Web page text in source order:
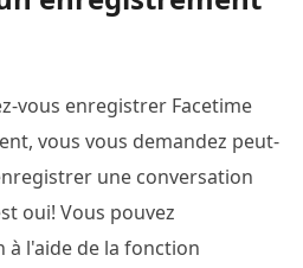
vous enregistrer Facetime
vous vous demandez peut-
une conversation
oui! Vous pouvez
l'aide de la fonction